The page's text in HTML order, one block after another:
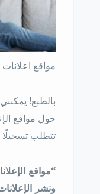
مواقع
بالطبع!
حول مواقع
تتطلب تسجيلًا
“مواقع
ونشر